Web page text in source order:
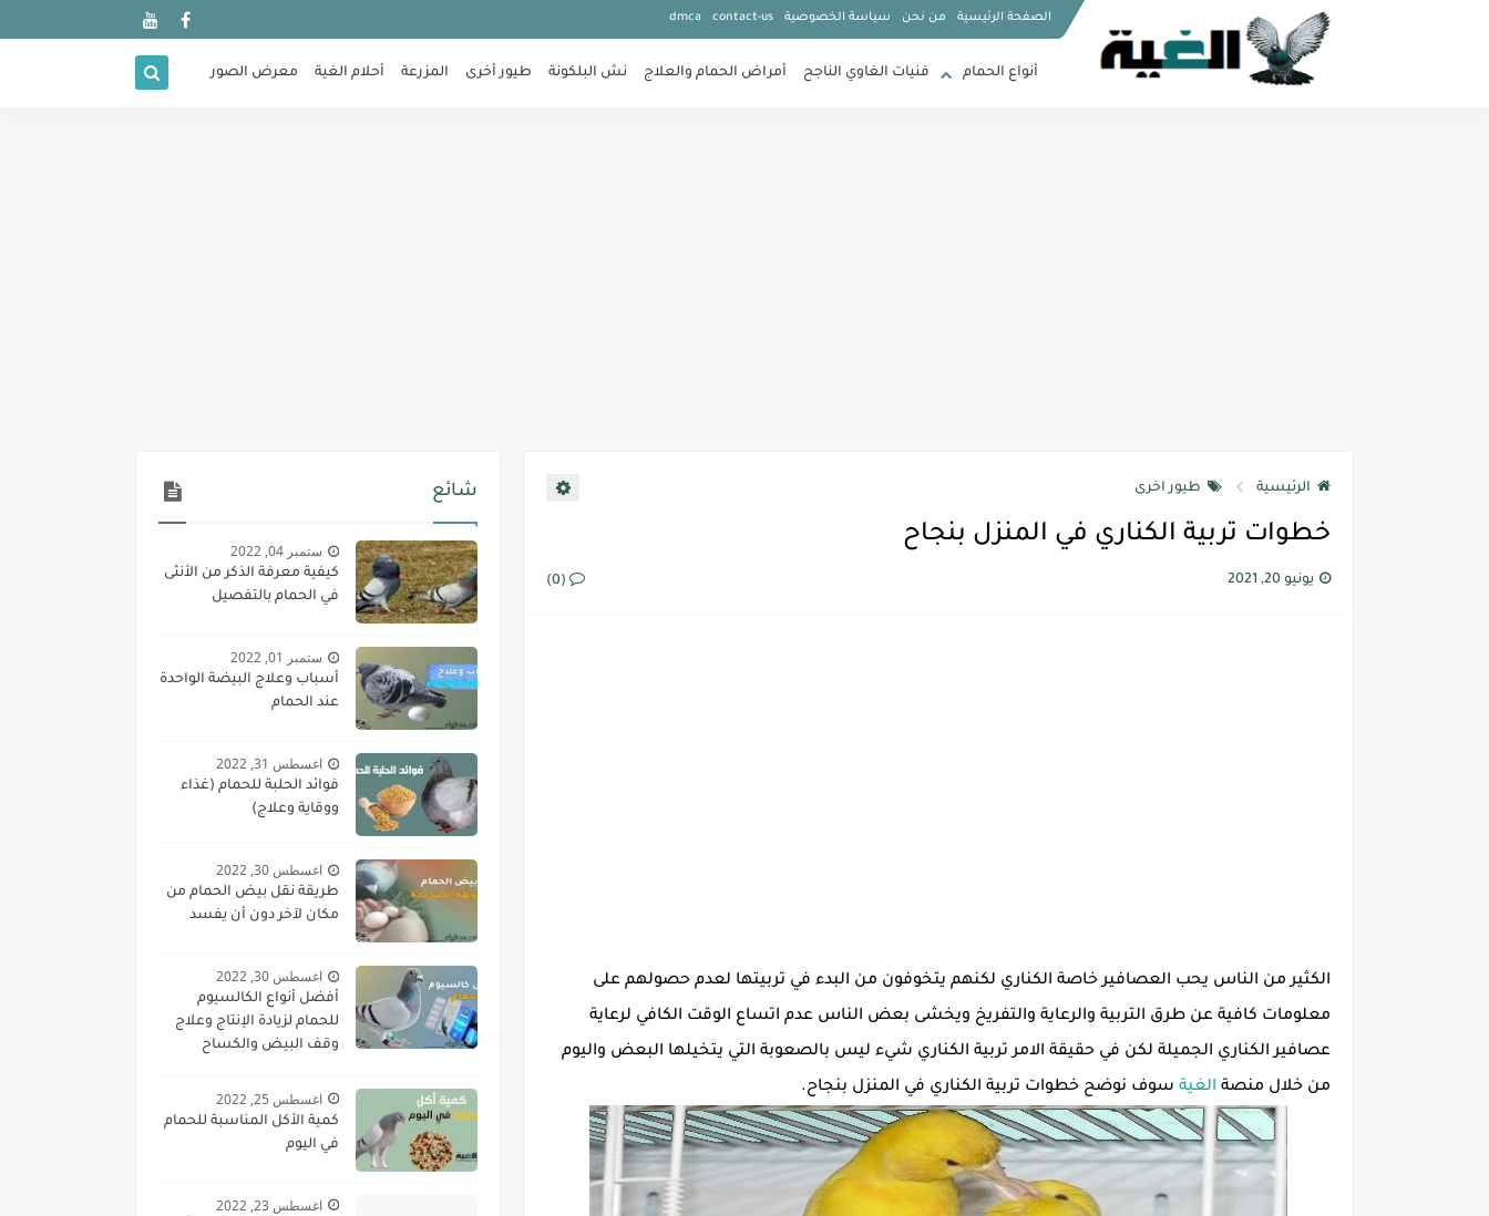
الصفحة الرئيسية من نحن سياسة الخصوصية contact-us
dmca
أنواع الحمام فنيات الغاوي الناجح أمراض الحمام والعلاج نش البلكونة طيور أخرى المزرعة أحلام الغية معرض الصور
الرئيسية طيور اخرى
خطوات تربية الكناري في المنزل بنجاح
يونيو 20, 2021 (0)
الكثير من الناس يحب العصافير خاصة الكناري لكنهم يتخوفون من البدء في تربيتها لعدم حصولهم على
معلومات كافية عن طرق التربية والرعاية والتفريخ ويخشى بعض الناس عدم اتساع الوقت الكافي لرعاية
عصافير الكناري الجميلة لكن في حقيقة الامر تربية الكناري شيء ليس بالصعوبة التي يتخيلها البعض واليوم
من خلال منصة الغية سوف نوضح خطوات تربية الكناري في المنزل بنجاح.
شائع
ستمبر 04, 2022
كيفية معرفة الذكر من الأنثى
في الحمام بالتفصيل
ستمبر 01, 2022
أسباب وعلاج البيضة الواحدة
عند الحمام
اغسطس 31, 2022
فوائد الحلبة للحمام (غذاء
ووقاية وعلاج)
اغسطس 30, 2022
طريقة نقل بيض الحمام من
مكان لآخر دون أن يفسد
اغسطس 30, 2022
أفضل أنواع الكالسيوم
للحمام لزيادة الإنتاج وعلاج
وقف البيض والكساح
اغسطس 25, 2022
كمية الأكل المناسبة للحمام
في اليوم
اغسطس 23, 2022